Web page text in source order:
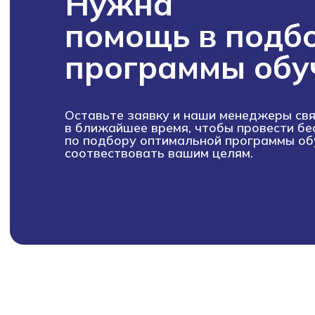
помощь в
программы
Оставьте заявку и наши менеджеры
в ближайшее время, чтобы провести
по подбору оптимальной программы
соотвествовать вашим целям.
абитуриентам
дистанционное обучение
ход приемной кампании
информация о приеме
день открытых дверей
учебные планы
студентам